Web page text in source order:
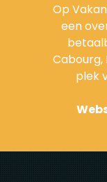
Op
een
Cabourg,
plek